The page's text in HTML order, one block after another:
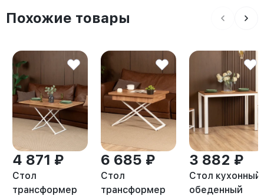
Похожие товары
4 871 ₽
Стол
трансформер
6 685 ₽
Стол
трансформер
3 882 ₽
Стол кухонный
обеденный